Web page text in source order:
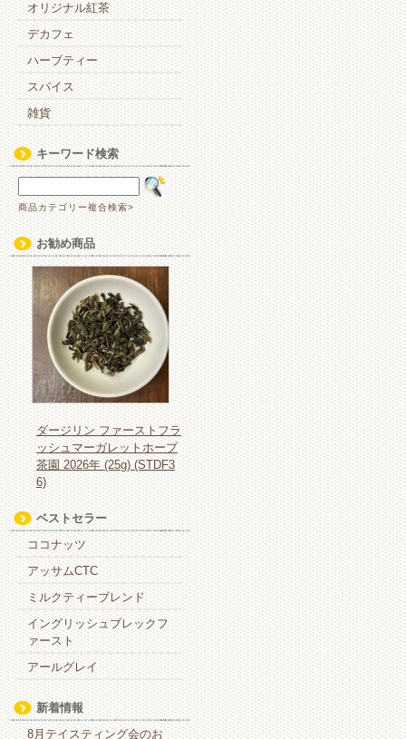
オリジナル紅茶
デカフェ
ハーブティー
スパイス
雑貨
キーワード検索
商品カテゴリー複合検索>
お勧め商品
ダージリン ファーストフラ
ッシュマーガレットホープ
茶園 2026年 (25g) (STDF3
6)
ベストセラー
ココナッツ
アッサムCTC
ミルクティーブレンド
イングリッシュブレックフ
ァースト
アールグレイ
新着情報
8月テイスティング会のお